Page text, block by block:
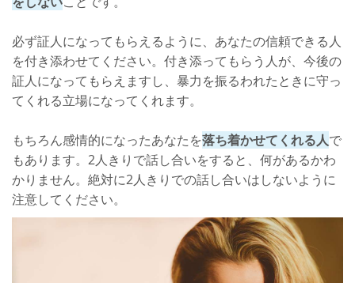
必ず証人になってもらえるように、あなたの信頼できる人
を付き添わせてください。付き添ってもらう人が、今後の
証人になってもらえますし、暴力を振るわれたときに守っ
てくれる立場になってくれます。
もちろん感情的になったあなたを落ち着かせてくれる人で
もあります。2人きりで話し合いをすると、何があるかわ
かりません。絶対に2人きりでの話し合いはしないように
注意してください。